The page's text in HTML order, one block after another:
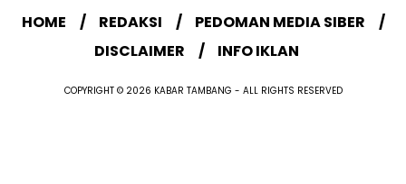
HOME REDAKSI
PEDOMAN MEDIA SIBER
DISCLAIMER
INFO IKLAN
COPYRIGHT © 2026 KABAR TAMBANG - ALL RIGHTS RESERVED